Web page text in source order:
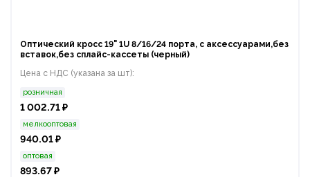
Оптический кросс 19" 1U 8/16/24 порта, с аксессуарами,без
вставок,без сплайс-кассеты (черный)
Цена с НДС (указана за шт):
розничная
1 002.71 ₽
мелкооптовая
940.01 ₽
оптовая
893.67 ₽